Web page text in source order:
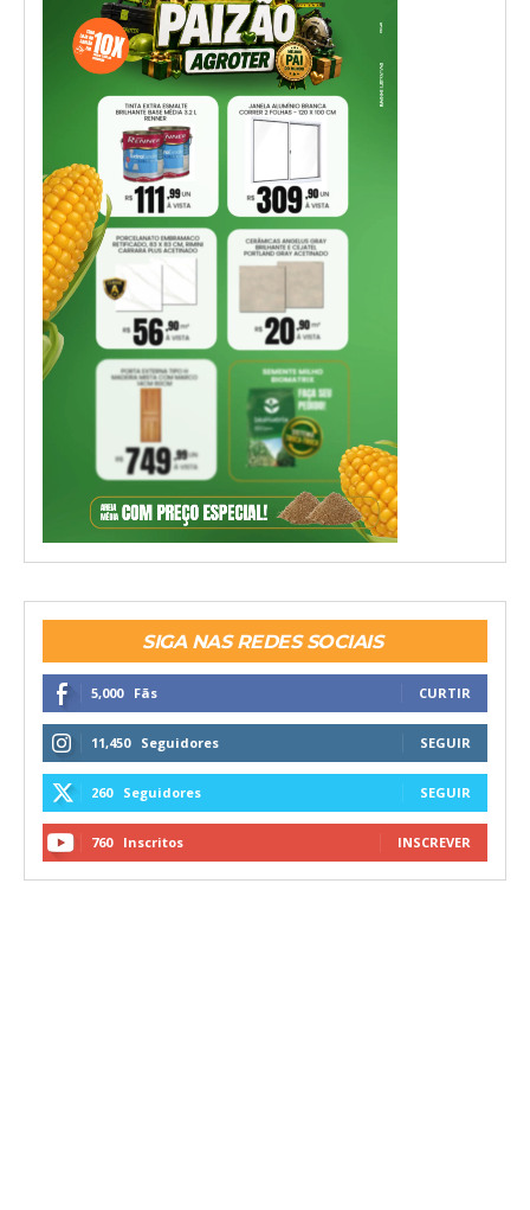
SIGA NAS REDES SOCIAIS
5,000 Fãs CURTIR
11,450 Seguidores SEGUIR
260 Seguidores SEGUIR
760 Inscritos INSCREVER